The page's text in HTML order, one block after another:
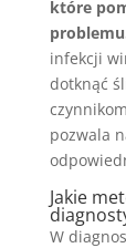
które
infekcji
dotknąć
pozwala
Jakie
W